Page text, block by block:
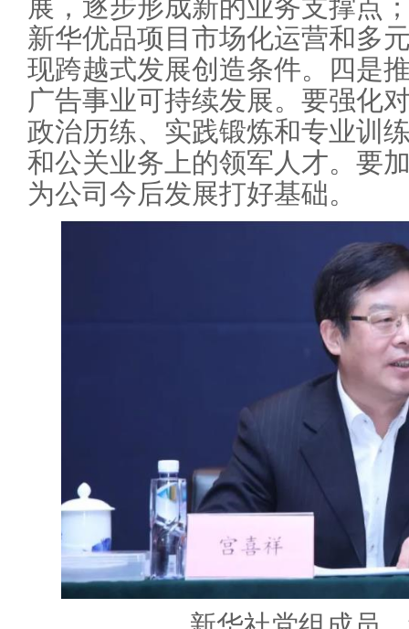
展，逐步形成新的业务支撑点
新华优品项目市场化运营和多
现跨越式发展创造条件。四是
广告事业可持续发展。要强化
政治历练、实践锻炼和专业训
和公关业务上的领军人才。要
为公司今后发展打好基础。